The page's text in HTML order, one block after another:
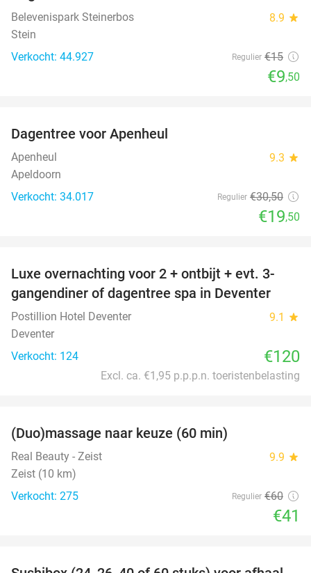
Belevenispark Steinerbos 8.9 star
Stein
Verkocht: 44.927
Regulier €15
€9,50
Dagentree voor Apenheul
Apenheul 9.3 star
Apeldoorn
Verkocht: 34.017
Regulier €30,50
€19,50
Luxe overnachting voor 2 + ontbijt + evt. 3-
gangendiner of dagentree spa in Deventer
Postillion Hotel Deventer 9.1 star
Deventer
Verkocht: 124
€120
Excl. ca. €1,95 p.p.p.n. toeristenbelasting
(Duo)massage naar keuze (60 min)
Real Beauty - Zeist 9.9 star
Zeist (10 km)
Verkocht: 275
Regulier €60
€41